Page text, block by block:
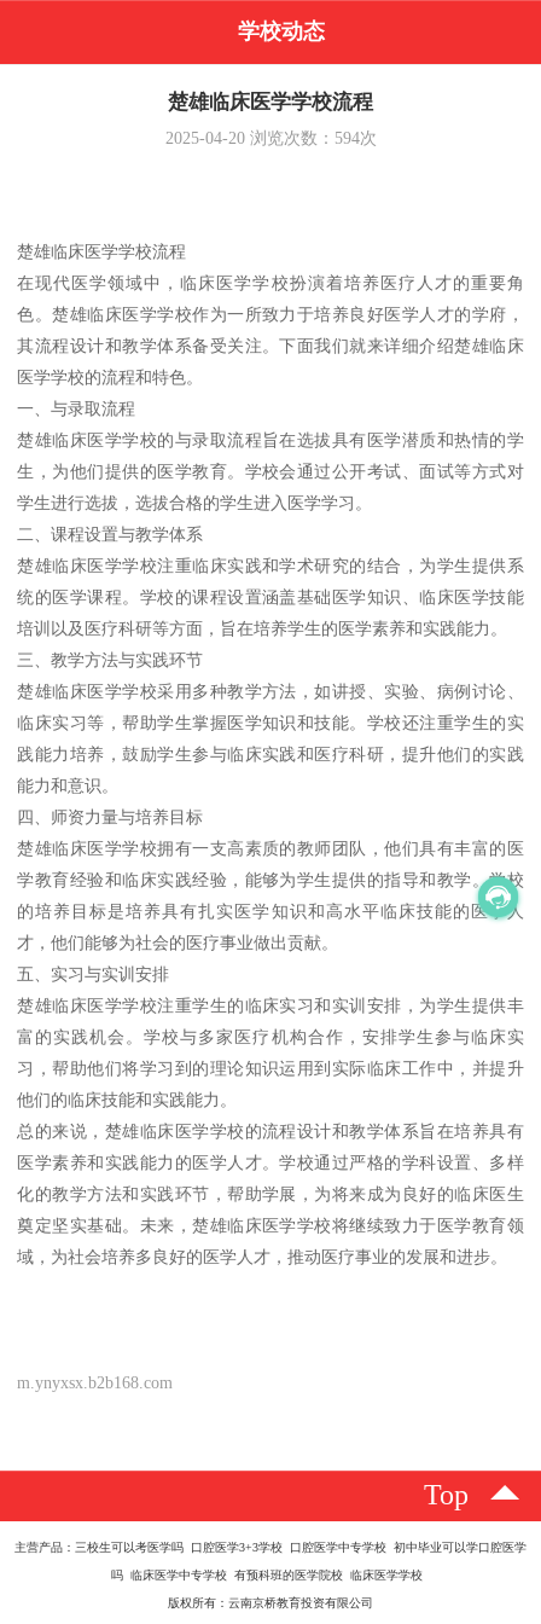
学校动态
楚雄临床医学学校流程
2025-04-20浏览次数： 594次
楚雄临床医学学校流程
在现代医学领域中，临床医学学校扮演着培养医疗人才的重要角
色。楚雄临床医学学校作为一所致力于培养良好医学人才的学府，
其流程设计和教学体系备受关注。下面我们就来详细介绍楚雄临床
医学学校的流程和特色。
一、与录取流程
楚雄临床医学学校的与录取流程旨在选拔具有医学潜质和热情的学
生，为他们提供的医学教育。学校会通过公开考试、面试等方式对
学生进行选拔，选拔合格的学生进入医学学习。
二、课程设置与教学体系
楚雄临床医学学校注重临床实践和学术研究的结合，为学生提供系
统的医学课程。学校的课程设置涵盖基础医学知识、临床医学技能
培训以及医疗科研等方面，旨在培养学生的医学素养和实践能力。
三、教学方法与实践环节
楚雄临床医学学校采用多种教学方法，如讲授、实验、病例讨论、
临床实习等，帮助学生掌握医学知识和技能。学校还注重学生的实
践能力培养，鼓励学生参与临床实践和医疗科研，提升他们的实践
能力和意识。
四、师资力量与培养目标
楚雄临床医学学校拥有一支高素质的教师团队，他们具有丰富的医
学教育经验和临床实践经验，能够为学生提供的指导和教学。学校
的培养目标是培养具有扎实医学知识和高水平临床技能的医学人
才，他们能够为社会的医疗事业做出贡献。
五、实习与实训安排
楚雄临床医学学校注重学生的临床实习和实训安排，为学生提供丰
富的实践机会。学校与多家医疗机构合作，安排学生参与临床实
习，帮助他们将学习到的理论知识运用到实际临床工作中，并提升
他们的临床技能和实践能力。
总的来说，楚雄临床医学学校的流程设计和教学体系旨在培养具有
医学素养和实践能力的医学人才。学校通过严格的学科设置、多样
化的教学方法和实践环节，帮助学展，为将来成为良好的临床医生
奠定坚实基础。未来，楚雄临床医学学校将继续致力于医学教育领
域，为社会培养多良好的医学人才，推动医疗事业的发展和进步。
m.ynyxsx.b2b168.com
Top
主营产品：三校生可以考医学吗 口腔医学3+3学校 口腔医学中专学校 初中毕业可以学口腔医学
吗 临床医学中专学校 有预科班的医学院校 临床医学学校
版权所有：云南京桥教育投资有限公司